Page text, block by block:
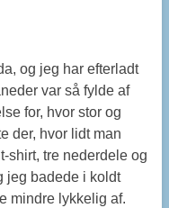
og jeg har efterladt
var så fylde af
for, hvor stor og
der, hvor lidt man
shirt, tre nederdele og
jeg badede i koldt
mindre lykkelig af.